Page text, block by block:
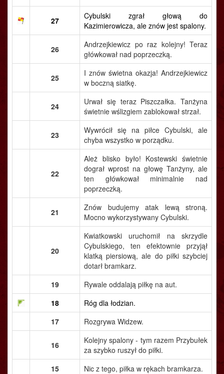
27
Cybulski zgrał głową do
Kazimierowicza, ale znów jest spalony.
26
Andrzejkiewicz po raz kolejny! Teraz
główkował nad poprzeczką.
25
I znów świetna okazja! Andrzejkiewicz
w boczną siatkę.
24
Urwał się teraz Piszczałka. Tanżyna
świetnie wślizgiem zablokował strzał.
23
Wywrócił się na piłce Cybulski, ale
chyba wszystko w porządku.
22
Ależ blisko było! Kostewski świetnie
dograł wprost na głowę Tanżyny, ale
ten główkował minimalnie nad
poprzeczką.
21
Znów budujemy atak lewą stroną.
Mocno wykorzystywany Cybulski.
20
Kwiatkowski uruchomił na skrzydle
Cybulskiego, ten efektownie przyjął
klatką piersiową, ale do piłki szybciej
dotarł bramkarz.
19
Rywale oddalają piłkę na aut.
18
Róg dla łodzian.
17
Rozgrywa Widzew.
16
Kolejny spalony - tym razem Przybułek
za szybko ruszył do piłki.
15
Nic z tego, piłka w rękach bramkarza.